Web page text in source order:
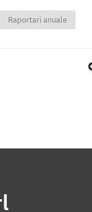
Raportari anuale